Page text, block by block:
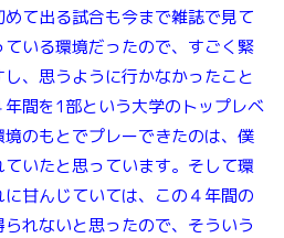
て出る試合も今まで雑誌で見て
いる環境だったので、すごく緊
、思うように行かなかったこと
間を1部という大学のトップレベ
のもとでプレーできたのは、僕
いたと思っています。そして環
甘んじていては、この４年間の
れないと思ったので、そういう